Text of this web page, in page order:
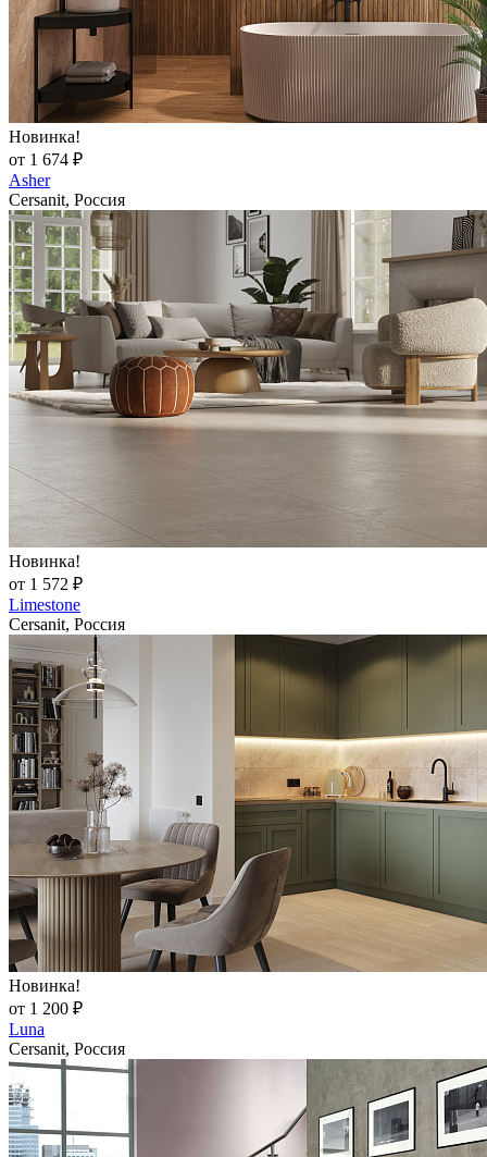
Новинка!
от 1 674 ₽
Asher
Cersanit, Россия
Новинка!
от 1 572 ₽
Limestone
Cersanit, Россия
Новинка!
от 1 200 ₽
Luna
Cersanit, Россия